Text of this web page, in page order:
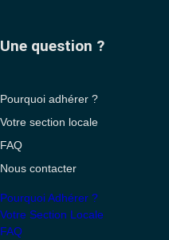
Une question ?
Pourquoi adhérer ?
Votre section locale
FAQ
Nous contacter
Pourquoi Adhérer ?
Votre Section Locale
FAQ